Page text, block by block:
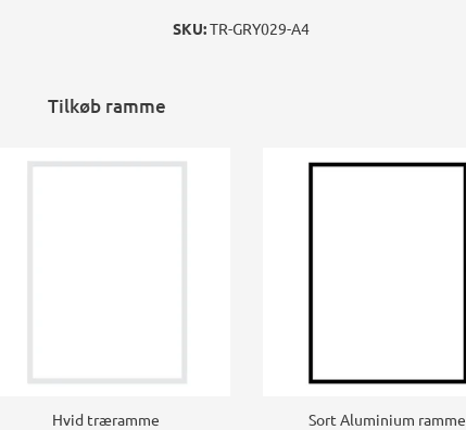
SKU:TR-GRY029-A4
Tilkøb ramme
Hvid træramme Sort Aluminium ramme